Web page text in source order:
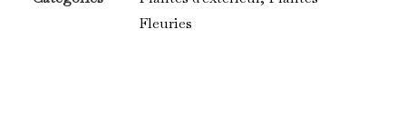
Fleuries